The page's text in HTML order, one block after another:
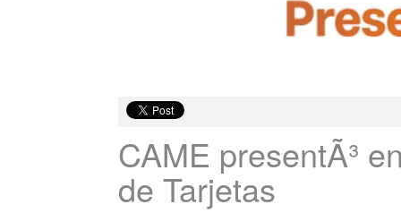
CAME presentÃ³
de Tarjetas